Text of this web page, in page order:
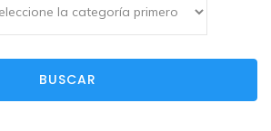
BUSCAR